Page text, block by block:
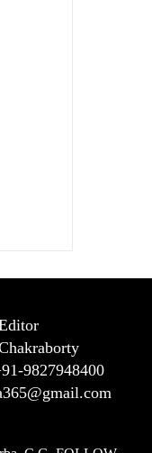
9827948400